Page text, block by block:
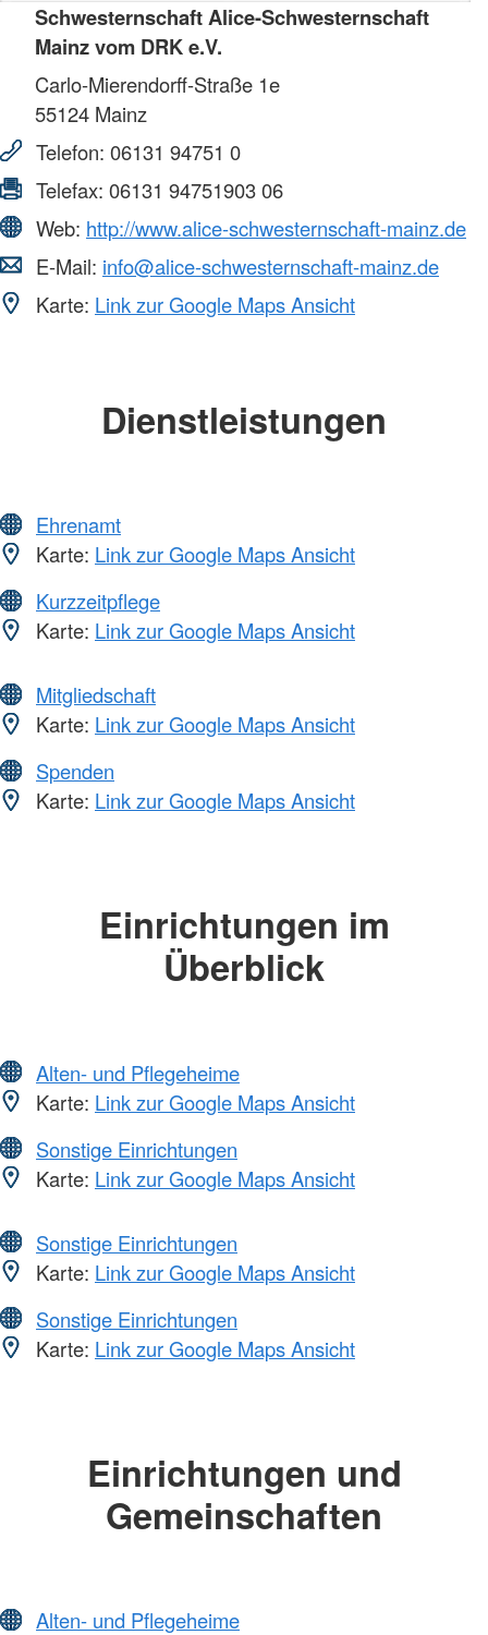
Schwesternschaft Alice-Schwesternschaft
Mainz vom DRK e.V.
Carlo-Mierendorff-Straße 1e
55124 Mainz
Telefon: 06131 94751 0
Telefax: 06131 94751903 06
Web: http://www.alice-schwesternschaft-mainz.de
E-Mail: info@alice-schwesternschaft-mainz.de
Karte: Link zur Google Maps Ansicht
Dienstleistungen
Ehrenamt
Karte: Link zur Google Maps Ansicht
Kurzzeitpflege
Karte: Link zur Google Maps Ansicht
Mitgliedschaft
Karte: Link zur Google Maps Ansicht
Spenden
Karte: Link zur Google Maps Ansicht
Einrichtungen im
Überblick
Alten- und Pflegeheime
Karte: Link zur Google Maps Ansicht
Sonstige Einrichtungen
Karte: Link zur Google Maps Ansicht
Sonstige Einrichtungen
Karte: Link zur Google Maps Ansicht
Sonstige Einrichtungen
Karte: Link zur Google Maps Ansicht
Einrichtungen und
Gemeinschaften
Alten- und Pflegeheime